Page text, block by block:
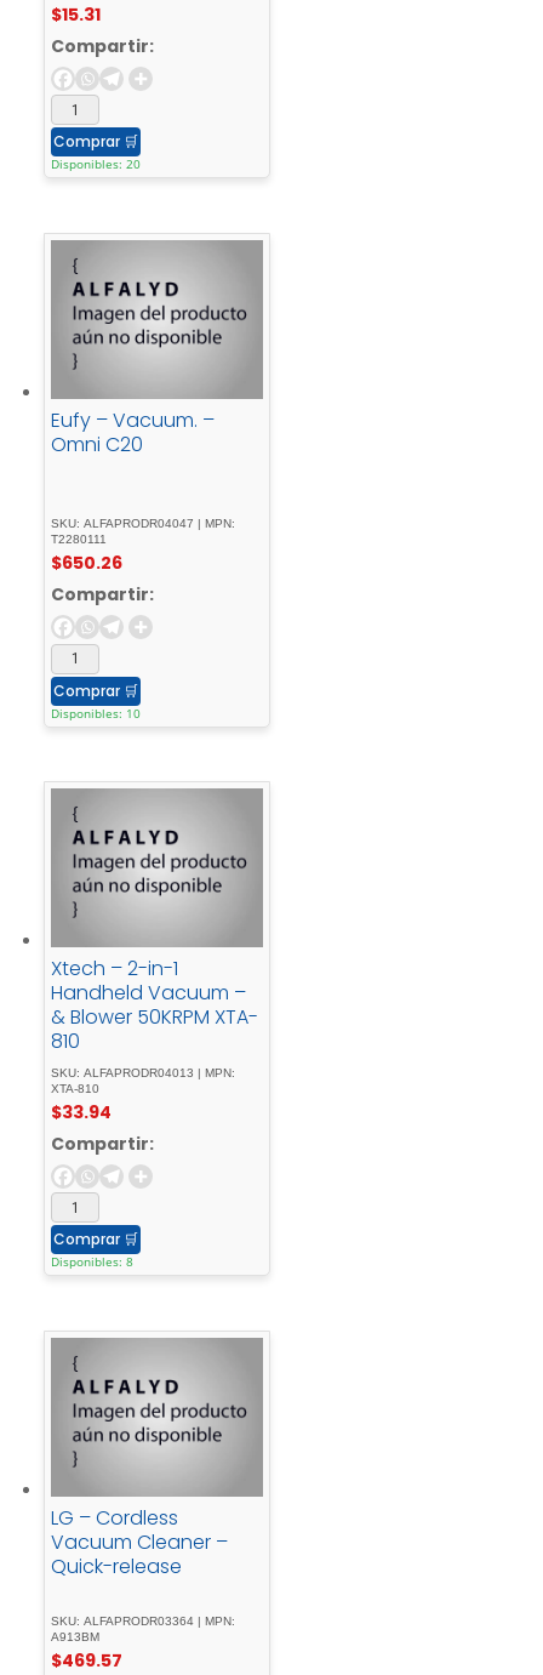
$15.31
Compartir:
Comprar 🛒
Disponibles: 20
Eufy – Vacuum. –
Omni C20
SKU: ALFAPRODR04047 | MPN:
T2280111
$650.26
Compartir:
Comprar 🛒
Disponibles: 10
Xtech – 2-in-1
Handheld Vacuum –
& Blower 50KRPM XTA-
810
SKU: ALFAPRODR04013 | MPN:
XTA-810
$33.94
Compartir:
Comprar 🛒
Disponibles: 8
LG – Cordless
Vacuum Cleaner –
Quick-release
SKU: ALFAPRODR03364 | MPN:
A913BM
$469.57